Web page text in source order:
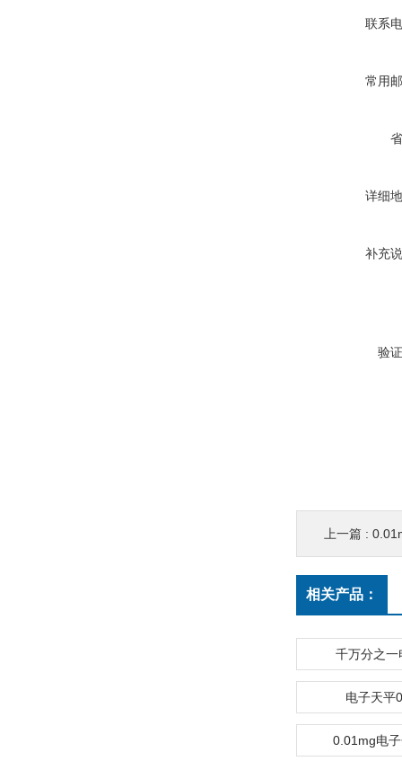
联系
常用
详细
补充
验
上一篇 :
相关产品：
千万分之一
电子天平
0.01mg电